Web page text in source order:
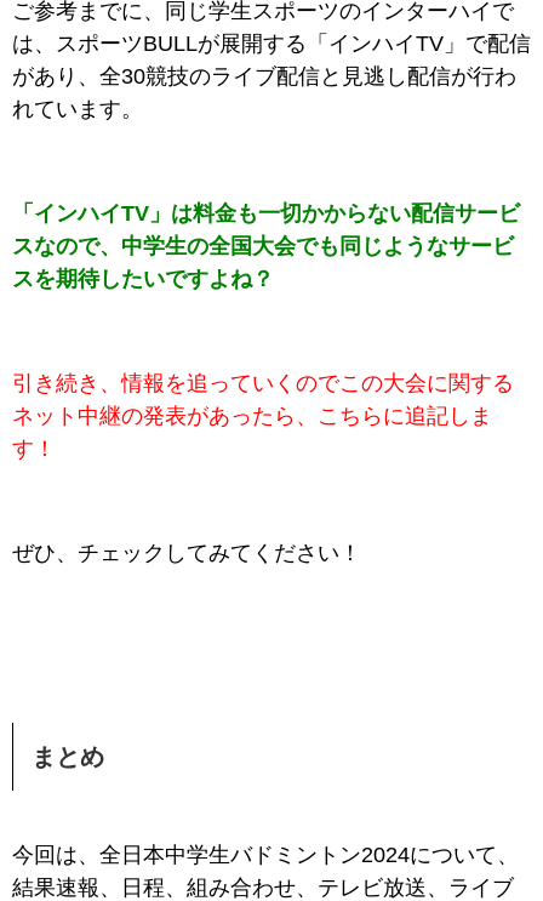
ご参考までに、同じ学生スポーツのインターハイで
は、 スポーツBULLが展開する「インハイTV」で配信
があり、 全30競技のライブ配信と見逃し配信が行わ
れています。
「インハイTV」は料金も一切かからない配信サービ
スなので、中学生の全国大会でも同じようなサービ
スを期待したいですよね？
引き続き、情報を追っていくのでこの大会に関する
ネット中継の発表があったら、こちらに追記しま
す！
ぜひ、チェックしてみてください！
まとめ
今回は、全日本中学生バドミントン2024について、
結果速報、日程、組み合わせ、テレビ放送、ライブ